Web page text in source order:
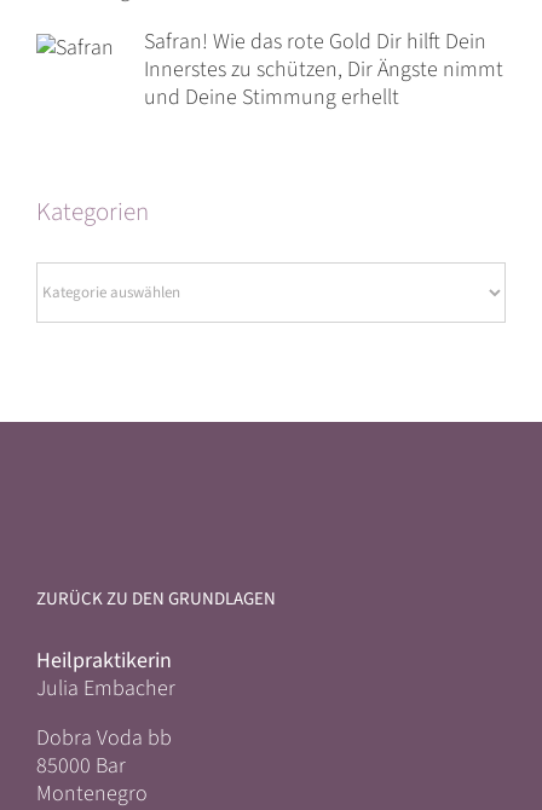
Safran! Wie das rote Gold Dir hilft Dein
Innerstes zu schützen, Dir Ängste nimmt
und Deine Stimmung erhellt
Kategorien
ZURÜCK ZU DEN GRUNDLAGEN
Heilpraktikerin
Julia Embacher
Dobra Voda bb
85000 Bar
Montenegro